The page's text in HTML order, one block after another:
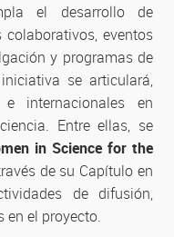
el desarrollo de
eventos
y programas de
se articulará,
internacionales en
Entre ellas, se
in Science for the
de su Capítulo en
de difusión,
el proyecto.